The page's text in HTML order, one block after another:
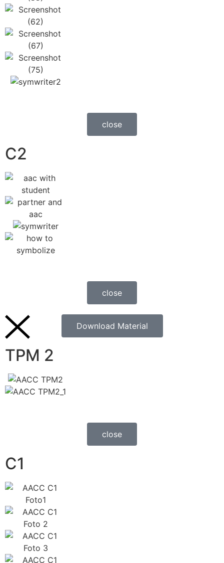
close
C2
close
Download Material
TPM 2
close
C1